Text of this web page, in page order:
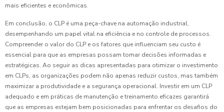
mais eficientes e econômicas.
Em conclusão, o CLP é uma peça-chave na automação industrial,
desempenhando um papel vital na eficiência e no controle de processos.
Compreender o valor do CLP e os fatores que influenciam seu custo é
essencial para que as empresas possam tomar decisões informadas e
estratégicas. Ao seguir as dicas apresentadas para otimizar o investimento
em CLPs, as organizações podem não apenas reduzir custos, mas também
maximizar a produtividade e a segurança operacional. Investir em um CLP
adequado e em práticas de manutenção e treinamento eficazes garantirá
que as empresas estejam bem posicionadas para enfrentar os desafios do